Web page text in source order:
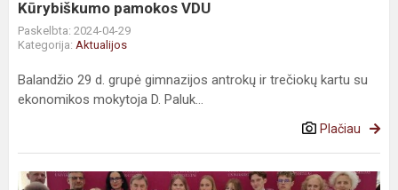
Kūrybiškumo pamokos VDU
Paskelbta: 2024-04-29
Kategorija: Aktualijos
Balandžio 29 d. grupė gimnazijos antrokų ir trečiokų kartu su
ekonomikos mokytoja D. Paluk...
Plačiau